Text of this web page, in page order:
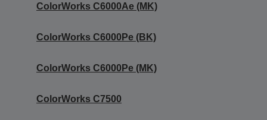
ColorWorks C6000Ae (MK)
ColorWorks C6000Pe (BK)
ColorWorks C6000Pe (MK)
ColorWorks C7500